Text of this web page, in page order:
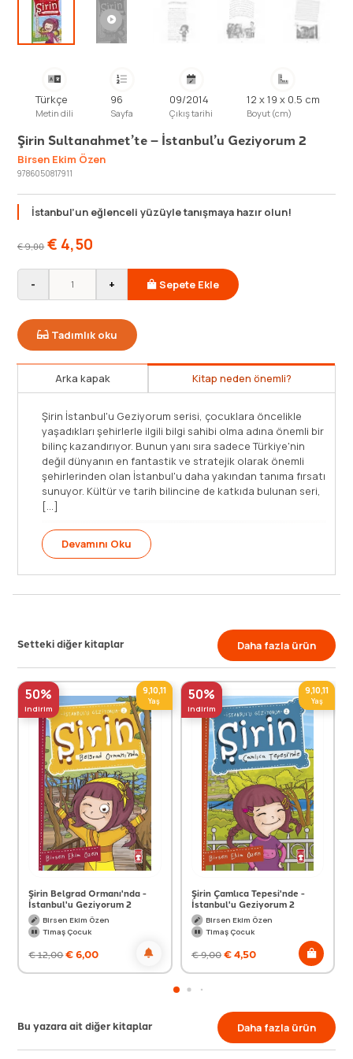
Türkçe
Metin dili
96
Sayfa
09/2014
Çıkış tarihi
12 x 19 x 0.5 cm
Boyut (cm)
Şirin Sultanahmet’te – İstanbul’u Geziyorum 2
Birsen Ekim Özen
9786050817911
İstanbul’un eğlenceli yüzüyle tanışmaya hazır olun!
€9,00 € 4,50
- + Sepete Ekle
Tadımlık oku
Arka kapak Kitap neden önemli?
Şirin İstanbul'u Geziyorum serisi, çocuklara öncelikle
yaşadıkları şehirlerle ilgili bilgi sahibi olma adına önemli bir
bilinç kazandırıyor. Bunun yanı sıra sadece Türkiye'nin
değil dünyanın en fantastik ve stratejik olarak önemli
şehirlerinden olan İstanbul'u daha yakından tanıma fırsatı
sunuyor. Kültür ve tarih bilincine de katkıda bulunan seri,
[...]
Devamını Oku
Setteki diğer kitaplar Daha fazla ürün
50%
indirim
9,10,11
Yaş
Şirin Belgrad Ormanı'nda -
İstanbul'u Geziyorum 2
Birsen Ekim Özen
Timaş Çocuk
€12,00€6,00
50%
indirim
9,10,11
Yaş
Şirin Çamlıca Tepesi'nde -
İstanbul'u Geziyorum 2
Birsen Ekim Özen
Timaş Çocuk
€9,00€4,50
Bu yazara ait diğer kitaplar Daha fazla ürün